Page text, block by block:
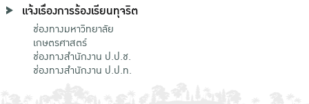
แจ้งเรื่องการร้องเรียนทุจริต
ช่องทางมหาวิทยาลัย
เกษตรศาสตร์
ช่องทางสำนักงาน ป.ป.ช.
ช่องทางสำนักงาน ป.ป.ท.